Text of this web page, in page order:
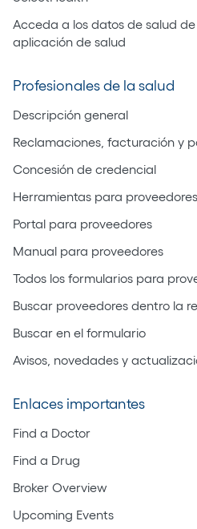
Acceda a los datos de salud
aplicación de salud
Profesionales de la salud
Descripción general
Reclamaciones, facturación y
Concesión de credencial
Herramientas para proveedores
Portal para proveedores
Manual para proveedores
Todos los formularios para
Buscar proveedores dentro la
Buscar en el formulario
Avisos, novedades y
Enlaces importantes
Find a Doctor
Find a Drug
Broker Overview
Upcoming Events